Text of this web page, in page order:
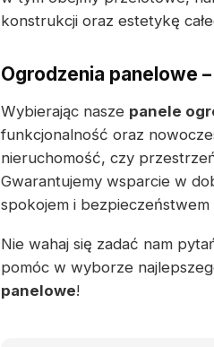
konstrukcji oraz estetykę
Ogrodzenia panelowe
Wybierając nasze panele
funkcjonalność oraz
nieruchomość, czy
Gwarantujemy wsparcie w
spokojem i
Nie wahaj się zadać nam
pomóc w wyborze
panelowe!